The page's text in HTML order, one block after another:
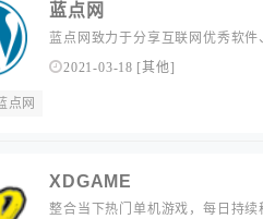
蓝点网
蓝点网致力于分享互联网优秀软
希望能在网友遇到问题需要帮助
2021-03-18 [其他]
点网
XDGAME
整合当下热门单机游戏，每日持